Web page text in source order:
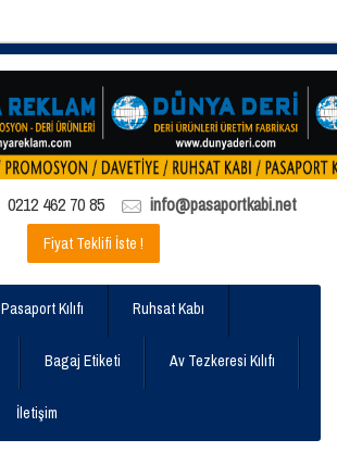
0212 462 70 85 info@pasaportkabi.net
Fiyat Teklifi İste !
Pasaport Kılıfı Ruhsat Kabı
Bagaj Etiketi Av Tezkeresi Kılıfı
İletişim